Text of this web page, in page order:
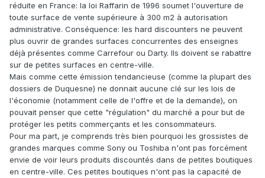
réduite en France: la loi Raffarin de 1996 soumet l'ouverture de
toute surface de vente supérieure à 300 m2 à autorisation
administrative. Conséquence: les hard discounters ne peuvent
plus ouvrir de grandes surfaces concurrentes des enseignes
déjà présentes comme Carrefour ou Darty. Ils doivent se rabattre
sur de petites surfaces en centre-ville.
Mais comme cette émission tendancieuse (comme la plupart des
dossiers de Duquesne) ne donnait aucune clé sur les lois de
l'économie (notamment celle de l'offre et de la demande), on
pouvait penser que cette "régulation" du marché a pour but de
protéger les petits commerçants et les consommateurs.
Pour ma part, je comprends très bien pourquoi les grossistes de
grandes marques comme Sony ou Toshiba n'ont pas forcément
envie de voir leurs produits discountés dans de petites boutiques
en centre-ville. Ces petites boutiques n'ont pas la capacité de